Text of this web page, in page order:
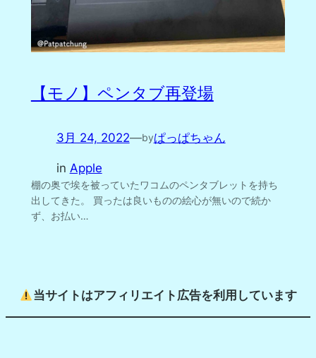
【モノ】ペンタブ再登場
3月 24, 2022—byぱっぱちゃん
in Apple
棚の奥で埃を被っていたワコムのペンタブレットを持ち
出してきた。 買ったは良いものの絵心が無いので続か
ず、お払い…
当サイトはアフィリエイト広告を利用しています